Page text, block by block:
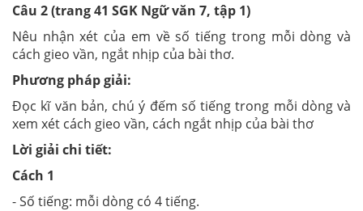
Câu 2 (trang 41 SGK Ngữ văn 7, tập 1)
Nêu nhận xét của em về số tiếng trong mỗi dòng và
cách gieo vần, ngắt nhịp của bài thơ.
Phương pháp giải:
Đọc kĩ văn bản, chú ý đếm số tiếng trong mỗi dòng và
xem xét cách gieo vần, cách ngắt nhịp của bài thơ
Lời giải chi tiết:
Cách 1
- Số tiếng: mỗi dòng có 4 tiếng.